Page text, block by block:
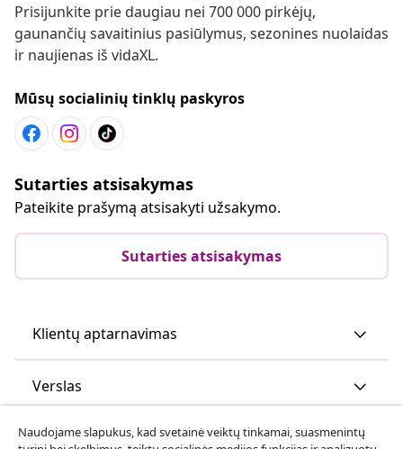
Prisijunkite prie daugiau nei 700 000 pirkėjų,
gaunančių savaitinius pasiūlymus, sezonines nuolaidas
ir naujienas iš vidaXL.
Mūsų socialinių tinklų paskyros
Sutarties atsisakymas
Pateikite prašymą atsisakyti užsakymo.
Sutarties atsisakymas
Klientų aptarnavimas
Verslas
vidaXL
Naudojame slapukus, kad svetainė veiktų tinkamai, suasmenintų